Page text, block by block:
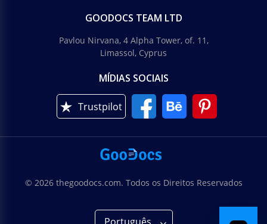
GOODOCS TEAM LTD
Pavlou Nirvana, 4 Alpha Tower, of. 11,
Limassol, Cyprus
MÍDIAS SOCIAIS
Trustpilot
© 2026 thegoodocs.com. Todos os Direitos Reservados